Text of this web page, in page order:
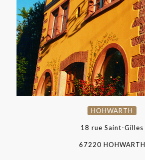
HOHWARTH
18 rue Saint-Gilles
67220 HOHWARTH